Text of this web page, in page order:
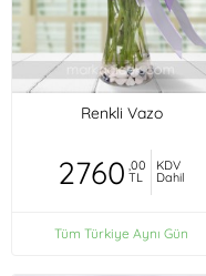
Renkli Vazo
2760 ,00
TL
KDV
Dahil
Tüm Türkiye Aynı Gün